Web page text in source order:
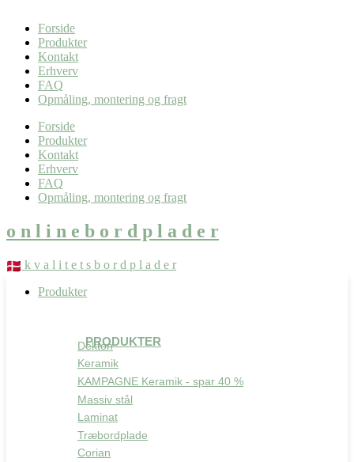
Forside
Produkter
Kontakt
Erhverv
FAQ
Opmåling, montering og fragt
Forside
Produkter
Kontakt
Erhverv
FAQ
Opmåling, montering og fragt
o n l i n e b o r d p l a d e r
k v a l i t e t s b o r d p l a d e r
Produkter
PRODUKTER
Dekton
Keramik
KAMPAGNE Keramik - spar 40 %
Massiv stål
Laminat
Træbordplade
Corian